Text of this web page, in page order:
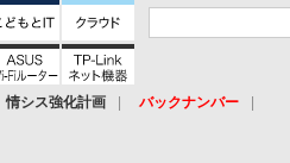
情シス強化計画
バックナンバー